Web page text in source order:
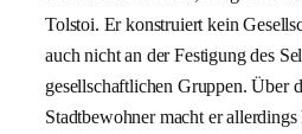
Tolstoi. Er konstruiert kein
auch nicht an der Festigung des
gesellschaftlichen Gruppen. Über
Stadtbewohner macht er